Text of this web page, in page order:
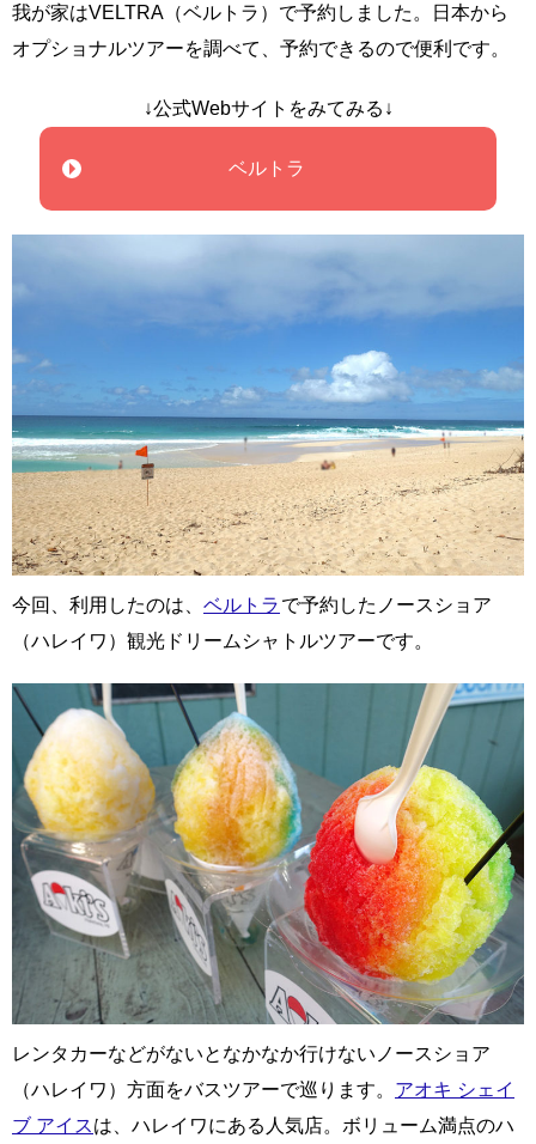
我が家はVELTRA（ベルトラ）で予約しました。日本から
オプショナルツアーを調べて、予約できるので便利です。
↓公式Webサイトをみてみる↓
ベルトラ
今回、利用したのは、 ベルトラ で予約したノースショア
（ハレイワ）観光ドリームシャトルツアーです。
レンタカーなどがないとなかなか行けないノースショア
（ハレイワ）方面をバスツアーで巡ります。 アオキ シェイ
ブ アイスは、ハレイワにある人気店。ボリューム満点のハ